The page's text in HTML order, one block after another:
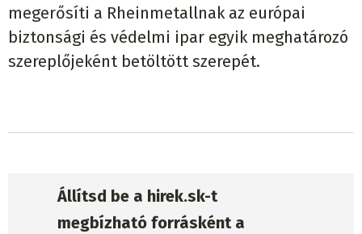
megerősíti a Rheinmetallnak az európai
biztonsági és védelmi ipar egyik meghatározó
szereplőjeként betöltött szerepét.
Állítsd be a hirek.sk-t
megbízható forrásként a